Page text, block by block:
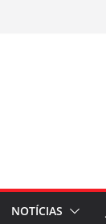
NOTÍCIAS